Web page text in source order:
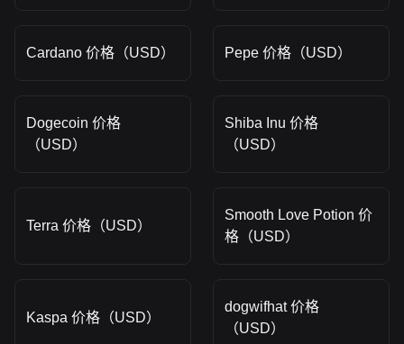
Cardano 价格（USD） Pepe 价格（USD）
Dogecoin 价格
（USD）
Shiba Inu 价格
（USD）
Terra 价格（USD）
Smooth Love Potion 价
格（USD）
Kaspa 价格（USD）
dogwifhat 价格
（USD）